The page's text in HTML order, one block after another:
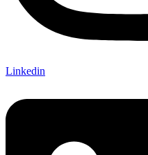
Linkedin